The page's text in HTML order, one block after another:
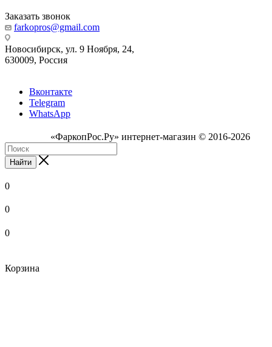
Заказать звонок
farkopros@gmail.com
Новосибирск, ул. 9 Ноября, 24,
630009, Россия
Вконтакте
Telegram
WhatsApp
«ФаркопРос.Ру» интернет-магазин © 2016-2026
Найти
0
0
0
Корзина